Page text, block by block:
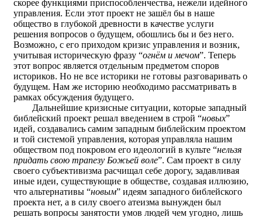
скорее функциями приспособленчества, нежели идейного
управления. Если этот проект не зашёл бы в наше
общество в глубокой древности в качестве услуги
решения вопросов о будущем, обошлись бы и без него.
Возможно, с его приходом кризис управления и возник,
учитывая историческую фразу “огнём и мечом”. Теперь
этот вопрос является отдельным предметом споров
историков. Но не все историки не готовы разговаривать о
будущем. Нам же историю необходимо рассматривать в
рамках обсуждения будущего.
Дальнейшие кризисные ситуации, которые западный
библейский проект решал введением в строй “новых”
идей, создавались самим западным библейским проектом
и той системой управления, которая управляла нашим
обществом под покровом его идеологий в культе “нельзя
придать свою трапезу Божьей воле”. Сам проект в силу
своего субъективизма расчищал себе дорогу, задавливая
иные идеи, существующие в обществе, создавая иллюзию,
что альтернативы “новым” идеям западного библейского
проекта нет, а в силу своего атеизма вынужден был
решать вопросы занятости умов людей чем угодно, лишь